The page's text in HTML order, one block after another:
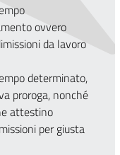
ovvero
da lavoro
determinato,
proroga, nonché
attestino
per giusta